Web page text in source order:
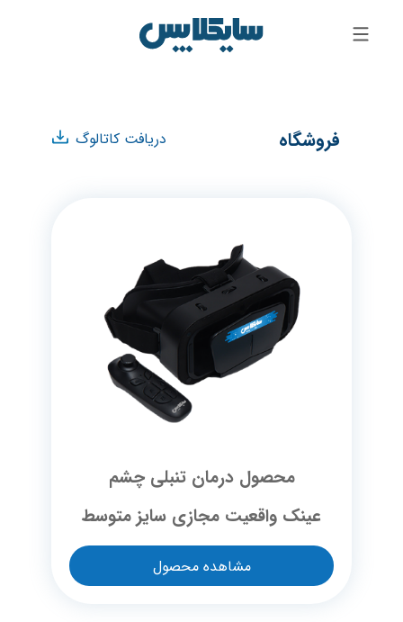
فروشگاه دریافت کاتالوگ
محصول درمان تنبلی چشم
عینک واقعیت مجازی سایز متوسط
مشاهده محصول